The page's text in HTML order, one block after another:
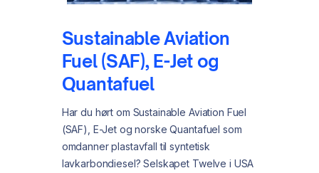
Sustainable Aviation
Fuel (SAF), E-Jet og
Quantafuel
Har du hørt om Sustainable Aviation Fuel
(SAF), E-Jet og norske Quantafuel som
omdanner plastavfall til syntetisk
lavkarbondiesel? Selskapet Twelve i USA